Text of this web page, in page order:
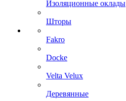
Изоляционные оклады
Шторы
Fakro
Docke
Velta Velux
Деревянные